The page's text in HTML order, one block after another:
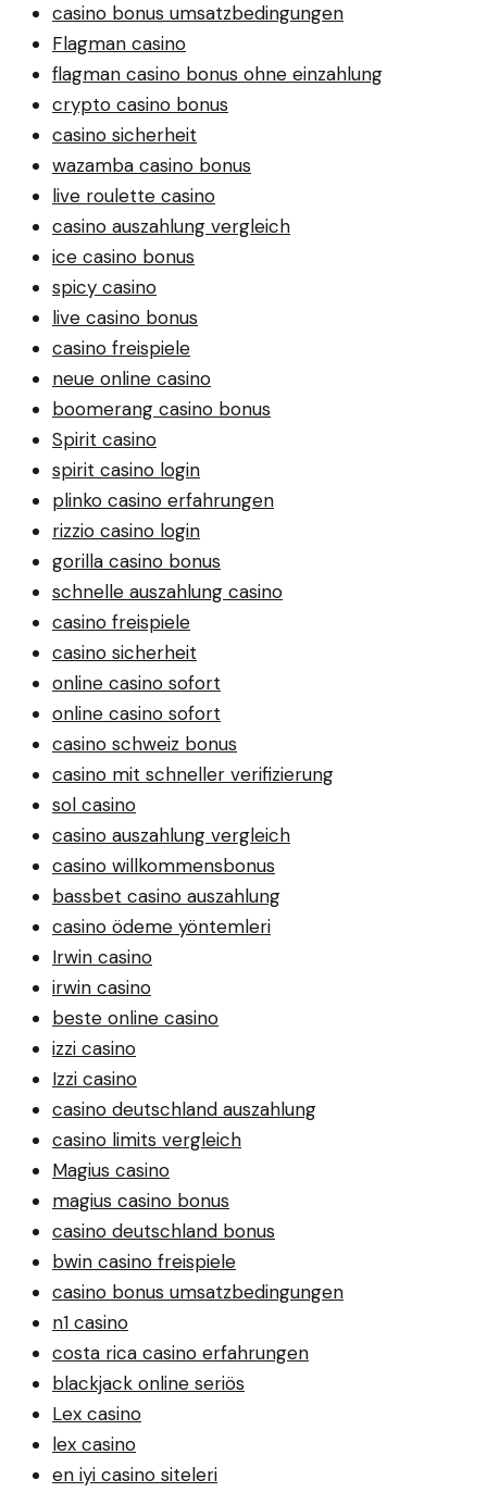
casino bonus umsatzbedingungen
Flagman casino
flagman casino bonus ohne einzahlung
crypto casino bonus
casino sicherheit
wazamba casino bonus
live roulette casino
casino auszahlung vergleich
ice casino bonus
spicy casino
live casino bonus
casino freispiele
neue online casino
boomerang casino bonus
Spirit casino
spirit casino login
plinko casino erfahrungen
rizzio casino login
gorilla casino bonus
schnelle auszahlung casino
casino freispiele
casino sicherheit
online casino sofort
online casino sofort
casino schweiz bonus
casino mit schneller verifizierung
sol casino
casino auszahlung vergleich
casino willkommensbonus
bassbet casino auszahlung
casino ödeme yöntemleri
Irwin casino
irwin casino
beste online casino
izzi casino
Izzi casino
casino deutschland auszahlung
casino limits vergleich
Magius casino
magius casino bonus
casino deutschland bonus
bwin casino freispiele
casino bonus umsatzbedingungen
n1 casino
costa rica casino erfahrungen
blackjack online seriös
Lex casino
lex casino
en iyi casino siteleri